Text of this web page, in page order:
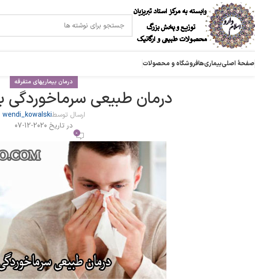
صفحۀ اصلیبیماری‌هافروشگاه و محصولات
درمان بیماریهای متفرقه
درمان طبیعی سرماخوردگی
ارسال توسطwendi_kowalski
در تاریخ 2020-12-07
0